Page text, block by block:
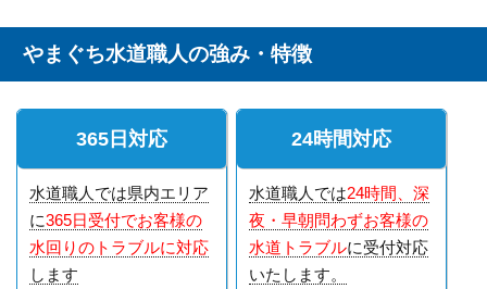
やまぐち水道職人の強み・特徴
365日対応
水道職人では県内エリア
に365日受付でお客様の
水回りのトラブルに対応
します
24時間対応
水道職人では24時間、深
夜・早朝問わずお客様の
水道トラブルに受付対応
いたします。